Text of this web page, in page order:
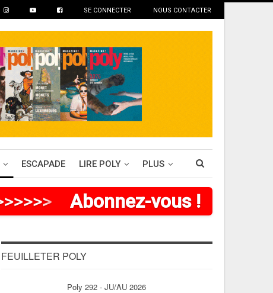
SE CONNECTER NOUS CONTACTER
ESCAPADE LIRE POLY PLUS
>>>> Abonnez-vous !
FEUILLETER POLY
Poly 292 - JU/AU 2026